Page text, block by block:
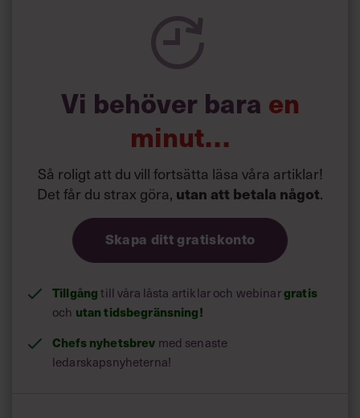
Vi behöver bara en
minut…
Så roligt att du vill fortsätta läsa våra artiklar!
Det får du strax göra, utan att betala något.
Skapa ditt gratiskonto
Tillgångtill våra låsta artiklar och webinargratis
och utan tidsbegränsning!
Chefs nyhetsbrev med senaste
ledarskapsnyheterna!